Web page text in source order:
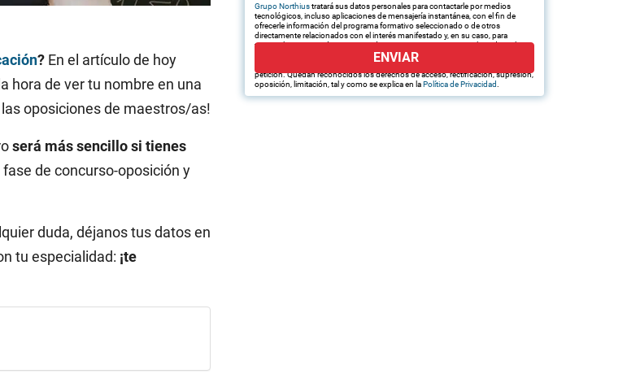
? En el artículo de hoy
hora de ver tu nombre en una
oposiciones de maestros/as!
será más sencillo si tienes
fase de concurso-oposición y
duda, déjanos tus datos en
tu especialidad: ¡te
Grupo Northiustratará sus datos personales para contactarle por medios
tecnológicos, incluso aplicaciones de mensajería instantánea, con el fin de
ofrecerle información del programa formativo seleccionado o de otros
directamente relacionados con el interés manifestado y, en su caso, para
tramitar la contratación correspondiente. Compartiremos su solicitud con las
Grupo Northius , con el objeto de que estas
puedan hacerle llegar la mejor oferta de productos y servicios de acuerdo a su
petición. Quedan reconocidos los derechos de acceso, rectificación, supresión,
oposición, limitación, tal y como se explica en laPolítica de Privacidad
ENVIAR